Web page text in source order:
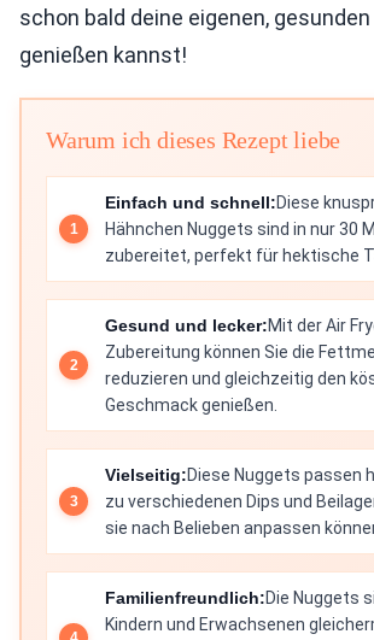
schon bald deine eigenen,
genießen kannst!
Warum ich dieses Rezept liebe
Einfach und schnell:Diese
Hähnchen Nuggets sind in nur 30
zubereitet, perfekt für hektische
Gesund und lecker:Mit der Air
Zubereitung können Sie die
reduzieren und gleichzeitig den
Geschmack genießen.
Vielseitig:Diese Nuggets passen
zu verschiedenen Dips und
sie nach Belieben anpassen
Familienfreundlich:Die Nuggets
Kindern und Erwachsenen